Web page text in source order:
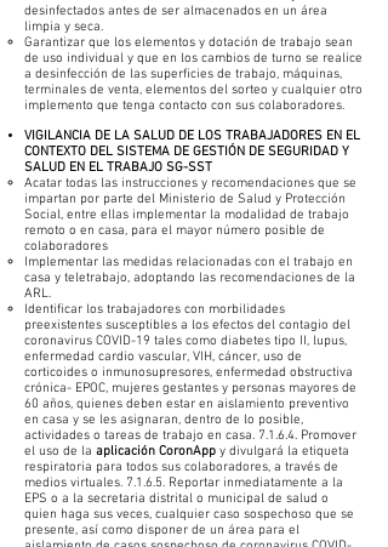
desinfectados antes de ser almacenados en un área
limpia y seca.
Garantizar que los elementos y dotación de trabajo sean
de uso individual y que en los cambios de turno se realice
a desinfección de las superficies de trabajo, máquinas,
terminales de venta, elementos del sorteo y cualquier otro
implemento que tenga contacto con sus colaboradores.​
​VIGILANCIA DE LA SALUD DE LOS TRABAJADORES EN EL
CONTEXTO DEL SISTEMA DE GESTIÓN DE SEGURIDAD Y
SALUD EN EL TRABAJO SG-SST
Acatar todas las instrucciones y recomendaciones que se
impartan por parte del Ministerio de Salud y Protección
Social, entre ellas implementar la modalidad de trabajo
remoto o en casa, para el mayor número posible de
colaboradores
Implementar las medidas relacionadas con el trabajo en
casa y teletrabajo, adoptando las recomendaciones de la
ARL.
Identificar los trabajadores con morbilidades
preexistentes susceptibles a los efectos del contagio del
coronavirus COVID-19 tales como diabetes tipo II, lupus,
enfermedad cardio vascular, VIH, cáncer, uso de
corticoides o inmunosupresores, enfermedad obstructiva
crónica- EPOC, mujeres gestantes y personas mayores de
60 años, quienes deben estar en aislamiento preventivo
en casa y se les asignaran, dentro de lo posible,
actividades o tareas de trabajo en casa. 7.1.6.4. Promover
el uso de la aplicación CoronApp y divulgará la etiqueta
respiratoria para todos sus colaboradores, a través de
medios virtuales. 7.1.6.5. Reportar inmediatamente a la
EPS o a la secretaria distrital o municipal de salud o
quien haga sus veces, cualquier caso sospechoso que se
presente, así como disponer de un área para el